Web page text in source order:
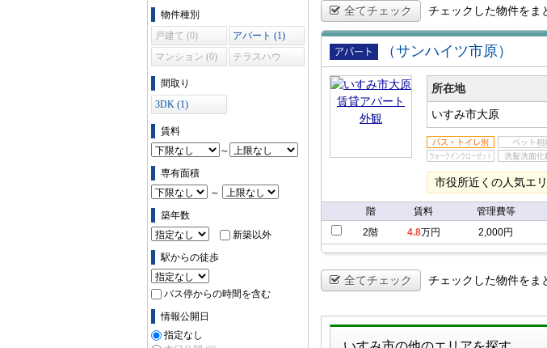
物件の条件で絞り込む
物件種別
戸建て (0)
アパート (1)
マンション (0)
テラスハウ
間取り
3DK (1)
賃料
～
専有面積
～
築年数
新築以外
駅からの徒歩
バス停からの時間を含む
情報公開日
指定なし
全てチェック チェックした物件をま
賃貸アパ
ート
（サンハイツ市原）
所在地
いすみ市大原
市役所近くの人気エリ
階 賃料 管理費等
2階
4.8万円 2,000円
全てチェック チェックした物件をま